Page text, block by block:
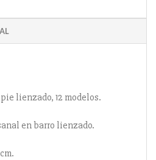
lienzado, 12 modelos.
en barro lienzado.